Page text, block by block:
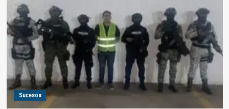
Sucesos